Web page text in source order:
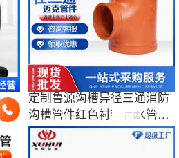
定制鲁源沟槽异径三通消防
沟槽管件红色衬塑排水管件
球墨铸铁三通
广告